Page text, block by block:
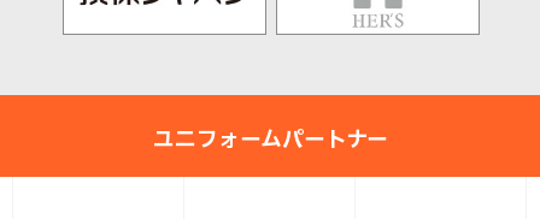
ユニフォームパートナー